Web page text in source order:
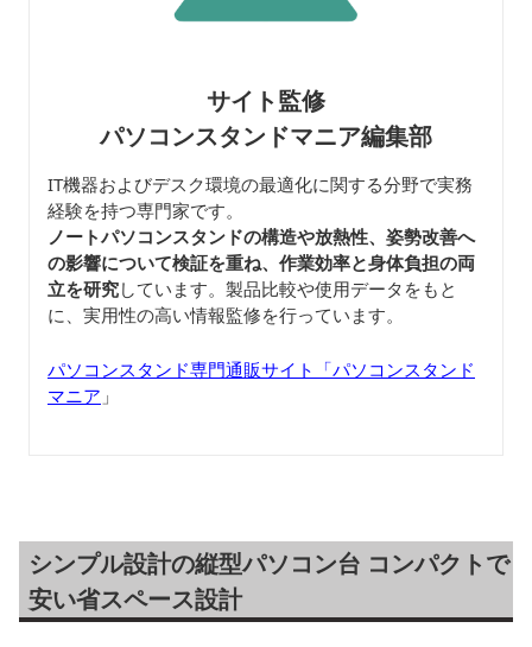
サイト監修
パソコンスタンドマニア編集部
IT機器およびデスク環境の最適化に関する分野で実務
経験を持つ専門家です。
ノートパソコンスタンドの構造や放熱性、姿勢改善へ
の影響について検証を重ね、作業効率と身体負担の両
立を研究しています。製品比較や使用データをもと
に、実用性の高い情報監修を行っています。
パソコンスタンド専門通販サイト「パソコンスタンド
マニア 」
シンプル設計の縦型パソコン台 コンパクトで
安い省スペース設計